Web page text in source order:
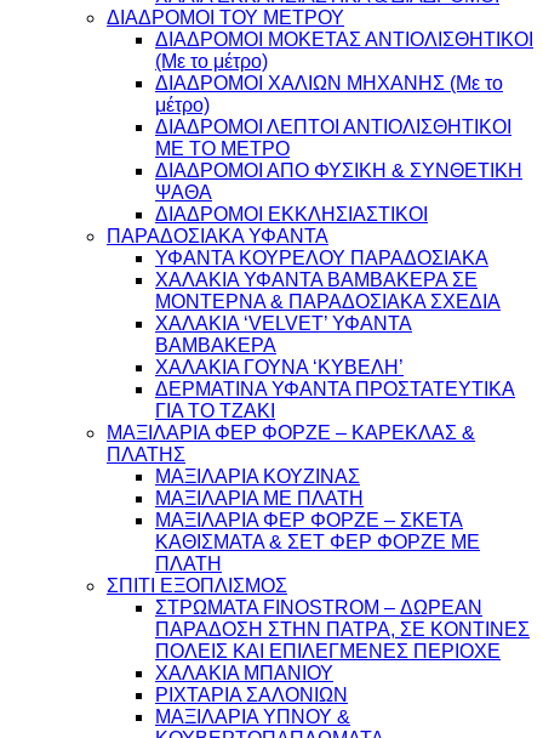
ΔΙΑΔΡΟΜΟΙ ΤΟΥ ΜΕΤΡΟΥ
ΔΙΑΔΡΟΜΟΙ ΜΟΚΕΤΑΣ ΑΝΤΙΟΛΙΣΘΗΤΙΚΟΙ
(Με το μέτρο)
ΔΙΑΔΡΟΜΟΙ ΧΑΛΙΩΝ ΜΗΧΑΝΗΣ (Με το
μέτρο)
ΔΙΑΔΡΟΜΟΙ ΛΕΠΤΟΙ ΑΝΤΙΟΛΙΣΘΗΤΙΚΟΙ
ΜΕ ΤΟ ΜΕΤΡΟ
ΔΙΑΔΡΟΜΟΙ ΑΠΟ ΦΥΣΙΚΗ & ΣΥΝΘΕΤΙΚΗ
ΨΑΘΑ
ΔΙΑΔΡΟΜΟΙ ΕΚΚΛΗΣΙΑΣΤΙΚΟΙ
ΠΑΡΑΔΟΣΙΑΚΑ ΥΦΑΝΤΑ
ΥΦΑΝΤΑ ΚΟΥΡΕΛΟΥ ΠΑΡΑΔΟΣΙΑΚΑ
ΧΑΛΑΚΙΑ ΥΦΑΝΤΑ ΒΑΜΒΑΚΕΡΑ ΣΕ
ΜΟΝΤΕΡΝΑ & ΠΑΡΑΔΟΣΙΑΚΑ ΣΧΕΔΙΑ
ΧΑΛΑΚΙΑ ‘VELVET’ ΥΦΑΝΤΑ
ΒΑΜΒΑΚΕΡΑ
ΧΑΛΑΚΙΑ ΓΟΥΝΑ ‘ΚΥΒΕΛΗ’
ΔΕΡΜΑΤΙΝΑ ΥΦΑΝΤΑ ΠΡΟΣΤΑΤΕΥΤΙΚΑ
ΓΙΑ ΤΟ ΤΖΑΚΙ
ΜΑΞΙΛΑΡΙΑ ΦΕΡ ΦΟΡΖΕ – ΚΑΡΕΚΛΑΣ &
ΠΛΑΤΗΣ
ΜΑΞΙΛΑΡΙΑ ΚΟΥΖΙΝΑΣ
ΜΑΞΙΛΑΡΙΑ ΜΕ ΠΛΑΤΗ
ΜΑΞΙΛΑΡΙΑ ΦΕΡ ΦΟΡΖΕ – ΣΚΕΤΑ
ΚΑΘΙΣΜΑΤΑ & ΣΕΤ ΦΕΡ ΦΟΡΖΕ ΜΕ
ΠΛΑΤΗ
ΣΠΙΤΙ ΕΞΟΠΛΙΣΜΟΣ
ΣΤΡΩΜΑΤΑ FINOSTROM – ΔΩΡΕΑΝ
ΠΑΡΑΔΟΣΗ ΣΤΗΝ ΠΑΤΡΑ, ΣΕ ΚΟΝΤΙΝΕΣ
ΠΟΛΕΙΣ ΚΑΙ ΕΠΙΛΕΓΜΕΝΕΣ ΠΕΡΙΟΧΕ
ΧΑΛΑΚΙΑ ΜΠΑΝΙΟΥ
ΡΙΧΤΑΡΙΑ ΣΑΛΟΝΙΩΝ
ΜΑΞΙΛΑΡΙΑ ΥΠΝΟΥ &